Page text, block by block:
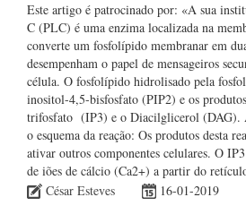
Este artigo é patrocinado por: «A sua
C (PLC) é uma enzima localizada na
converte um fosfolípido membranar em
desempenham o papel de mensageiros
célula. O fosfolípido hidrolisado pela
inositol-4,5-bisfosfato (PIP2) e os
trifosfato (IP3) e o Diacilglicerol (DAG).
o esquema da reação: Os produtos desta
ativar outros componentes celulares. O
de iões de cálcio (Ca2+) a partir do
César Esteves
16-01-2019